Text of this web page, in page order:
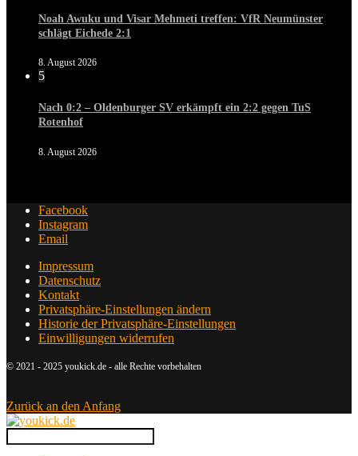
Noah Awuku und Visar Mehmeti treffen: VfR Neumünster
schlägt Eichede 2:1
8. August 2026
5
Nach 0:2 – Oldenburger SV erkämpft ein 2:2 gegen TuS
Rotenhof
8. August 2026
Facebook
Instagram
Email
Impressum
Datenschutz
Kontakt
Privatsphäre-Einstellungen ändern
Historie der Privatsphäre-Einstellungen
Einwilligungen widerrufen
© 2021 - 2025 youkick.de - alle Rechte vorbehalten
Zurück an den Anfang